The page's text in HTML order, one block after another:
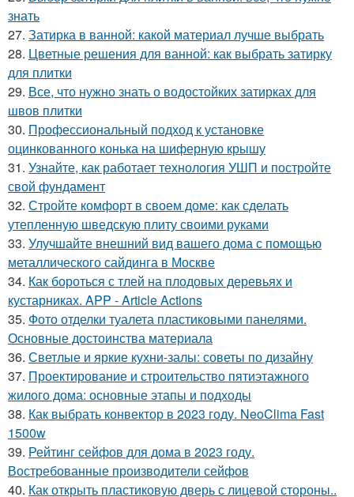
знать
27. Затирка в ванной: какой материал лучше выбрать
28. Цветные решения для ванной: как выбрать затирку
для плитки
29. Все, что нужно знать о водостойких затирках для
швов плитки
30. Профессиональный подход к установке
оцинкованного конька на шиферную крышу
31. Узнайте, как работает технология УШП и постройте
свой фундамент
32. Стройте комфорт в своем доме: как сделать
утепленную шведскую плиту своими руками
33. Улучшайте внешний вид вашего дома с помощью
металлического сайдинга в Москве
34. Как бороться с тлей на плодовых деревьях и
кустарниках. APP - Article Actions
35. Фото отделки туалета пластиковыми панелями.
Основные достоинства материала
36. Светлые и яркие кухни-залы: советы по дизайну
37. Проектирование и строительство пятиэтажного
жилого дома: основные этапы и подходы
38. Как выбрать конвектор в 2023 году. NeoClima Fast
1500w
39. Рейтинг сейфов для дома в 2023 году.
Востребованные производители сейфов
40. Как открыть пластиковую дверь с лицевой стороны..